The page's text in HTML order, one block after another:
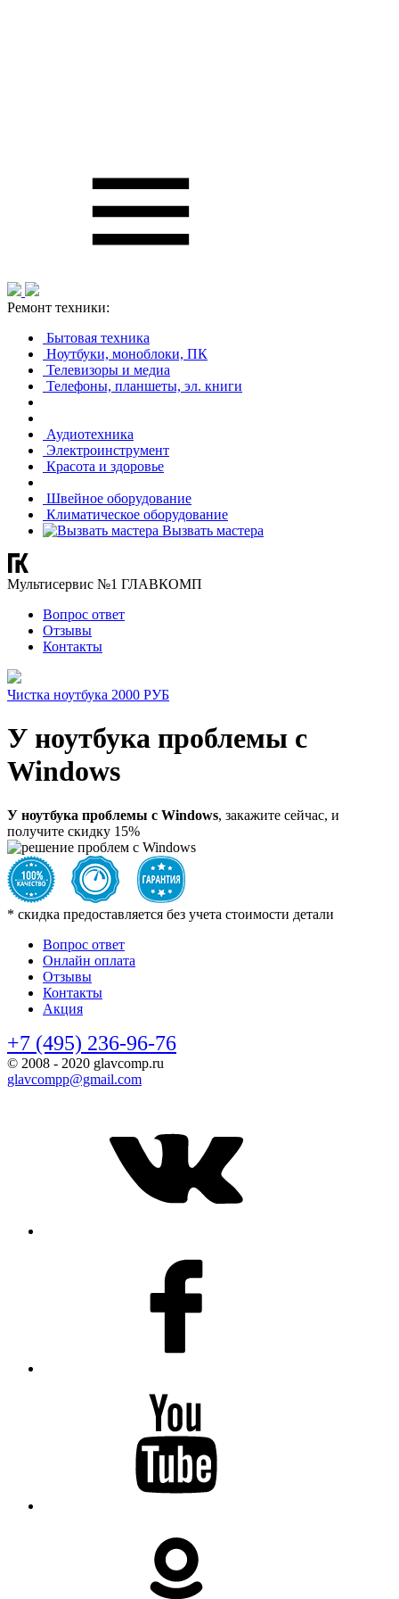
Ремонт техники:
Бытовая техника
Ноутбуки, моноблоки, ПК
Телевизоры и медиа
Телефоны, планшеты, эл. книги
Аудиотехника
Электроинструмент
Красота и здоровье
Швейное оборудование
Климатическое оборудование
Вызвать мастера
Мультисервис №1 ГЛАВКОМП
Вопрос ответ
Отзывы
Контакты
Чистка ноутбука 2000 РУБ
У ноутбука проблемы с
Windows
У ноутбука проблемы с Windows, закажите сейчас, и
получите скидку 15%
* скидка предоставляется без учета стоимости детали
Вопрос ответ
Онлайн оплата
Отзывы
Контакты
Акция
+7 (495) 236-96-76
© 2008 - 2020 glavcomp.ru
glavcompp@gmail.com